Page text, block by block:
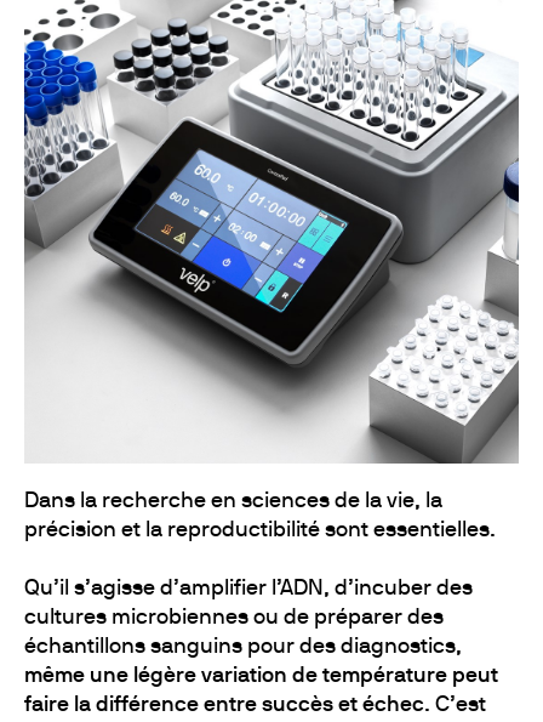
Dans la recherche en sciences de la vie, la
précision et la reproductibilité sont essentielles.
Qu’il s’agisse d’amplifier l’ADN, d’incuber des
cultures microbiennes ou de préparer des
échantillons sanguins pour des diagnostics,
même une légère variation de température peut
faire la différence entre succès et échec. C’est